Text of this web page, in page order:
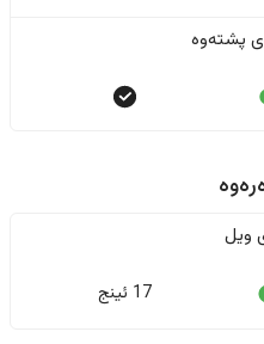
پشتەوە
ویل
17 ئینج